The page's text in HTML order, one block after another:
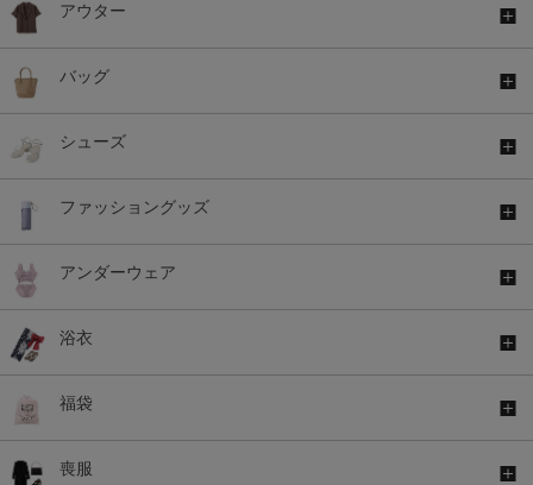
アウター
バッグ
シューズ
ファッショングッズ
アンダーウェア
浴衣
福袋
喪服